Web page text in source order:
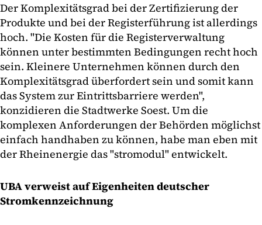
Der Komplexitätsgrad bei der Zertifizierung der
Produkte und bei der Registerführung ist allerdings
hoch. "Die Kosten für die Registerverwaltung
können unter bestimmten Bedingungen recht hoch
sein. Kleinere Unternehmen können durch den
Komplexitätsgrad überfordert sein und somit kann
das System zur Eintrittsbarriere werden",
konzidieren die Stadtwerke Soest. Um die
komplexen Anforderungen der Behörden möglichst
einfach handhaben zu können, habe man eben mit
der Rheinenergie das "stromodul" entwickelt.
UBA verweist auf Eigenheiten deutscher
Stromkennzeichnung